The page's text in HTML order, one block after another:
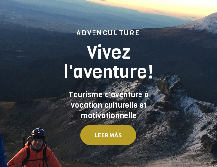
ADVENCULTURE
Vivez
l'aventure!
Tourisme d'aventure à
vocation culturelle et
motivationnelle
LEER MÁS